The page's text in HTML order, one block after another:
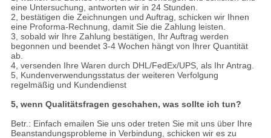
eine Untersuchung, antworten wir in 24 Stunden.
2, bestätigen die Zeichnungen und Auftrag, schicken wir Ihnen
eine Proforma-Rechnung, damit Sie die Zahlung leisten.
3, sobald wir Ihre Zahlung bestätigen, Ihr Auftrag werden
begonnen und beendet 3-4 Wochen hängt von Ihrer Quantität
ab.
4, versenden Ihre Waren durch DHL/FedEx/UPS, als Ihr Antrag.
5, Kundenverwendungsstatus der weiteren Verfolgung
regelmäßig und Kundendienst
5, wenn Qualitätsfragen geschahen, was sollte ich tun?
Betr.: Einfach emailen Sie uns oder treten Sie mit uns über Ihre
Beanstandungsprobleme in Verbindung, schicken wir es zu